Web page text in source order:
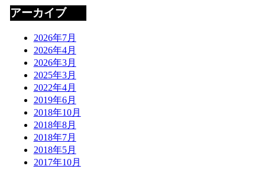
アーカイブ
2026年7月
2026年4月
2026年3月
2025年3月
2022年4月
2019年6月
2018年10月
2018年8月
2018年7月
2018年5月
2017年10月